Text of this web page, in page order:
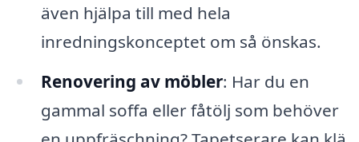
även hjälpa till med hela
inredningskonceptet om så önskas.
Renovering av möbler: Har du en
gammal soffa eller fåtölj som behöver